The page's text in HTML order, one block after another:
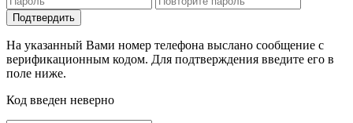
На указанный Вами номер телефона выслано сообщение с
верификационным кодом. Для подтверждения введите его в
поле ниже.
Код введен неверно